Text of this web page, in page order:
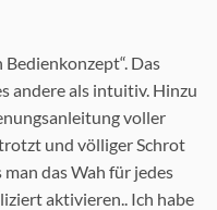
Das
andere als intuitiv. Hinzu
voller
und völliger Schrot
das Wah für jedes
aktivieren.. Ich habe